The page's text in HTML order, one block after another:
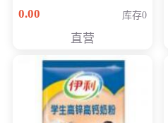
0.00
库存0
直营